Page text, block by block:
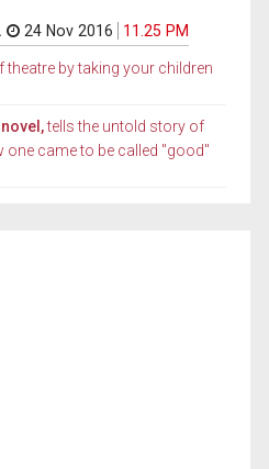
24 Nov 2016 11.25 PM
theatre by taking your children
tells the untold story of
one came to be called "good"